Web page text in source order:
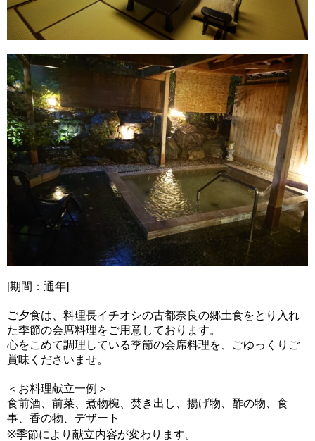
[期間：通年]
ご夕食は、料理長イチオシの古都奈良の郷土食をとり入れ
た季節の会席料理をご用意しております。
心をこめて調理している季節の会席料理を、ごゆっくりご
賞味くださいませ。
＜お料理献立一例＞
食前酒、前菜、煮物椀、焚き出し、揚げ物、酢の物、食
事、香の物、デザート
※季節により献立内容が変わります。